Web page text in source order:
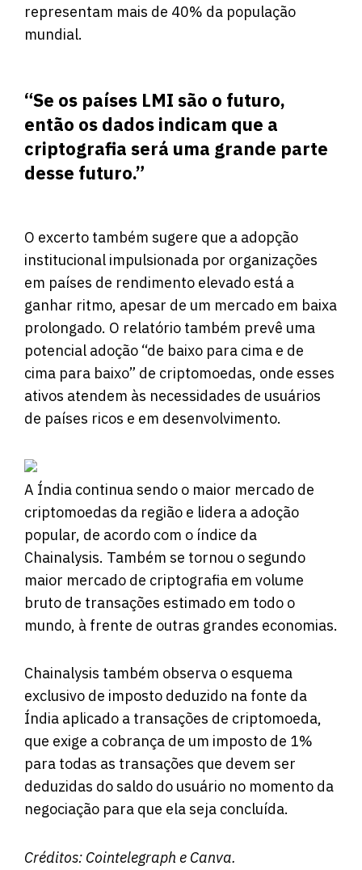
representam mais de 40% da população
mundial.
“Se os países LMI são o futuro,
então os dados indicam que a
criptografia será uma grande parte
desse futuro.”
O excerto também sugere que a adopção
institucional impulsionada por organizações
em países de rendimento elevado está a
ganhar ritmo, apesar de um mercado em baixa
prolongado. O relatório também prevê uma
potencial adoção “de baixo para cima e de
cima para baixo” de criptomoedas, onde esses
ativos atendem às necessidades de usuários
de países ricos e em desenvolvimento.
A Índia continua sendo o maior mercado de
criptomoedas da região e lidera a adoção
popular, de acordo com o índice da
Chainalysis. Também se tornou o segundo
maior mercado de criptografia em volume
bruto de transações estimado em todo o
mundo, à frente de outras grandes economias.
Chainalysis também observa o esquema
exclusivo de imposto deduzido na fonte da
Índia aplicado a transações de criptomoeda,
que exige a cobrança de um imposto de 1%
para todas as transações que devem ser
deduzidas do saldo do usuário no momento da
negociação para que ela seja concluída.
Créditos: Cointelegraph e Canva.